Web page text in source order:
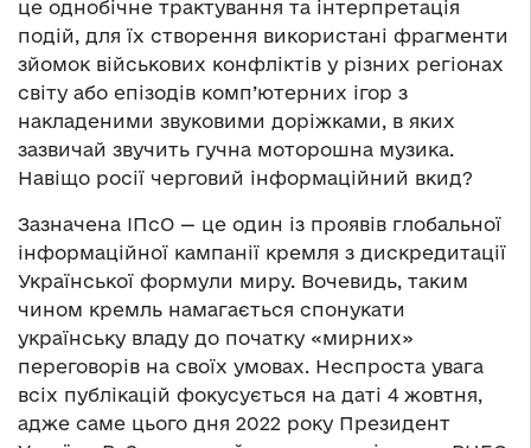
це однобічне трактування та інтерпретація
подій, для їх створення використані фрагменти
зйомок військових конфліктів у різних регіонах
світу або епізодів комп’ютерних ігор з
накладеними звуковими доріжками, в яких
зазвичай звучить гучна моторошна музика.
Навіщо росії черговий інформаційний вкид?
Зазначена ІПсО — це один із проявів глобальної
інформаційної кампанії кремля з дискредитації
Української формули миру. Вочевидь, таким
чином кремль намагається спонукати
українську владу до початку «мирних»
переговорів на своїх умовах. Неспроста увага
всіх публікацій фокусується на даті 4 жовтня,
адже саме цього дня 2022 року Президент